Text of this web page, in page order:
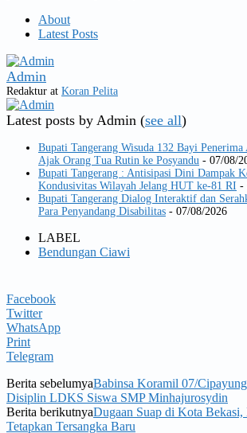
About
Latest Posts
Admin
Redaktur at Koran Pelita
Latest posts by Admin (see all)
Bupati Tangerang Wisuda 132 Bayi
Ajak Orang Tua Rutin ke Posyandu - 07/08/
Bupati Tangerang : Antisipasi Dini Dampak
Kondusivitas Wilayah Jelang HUT ke-81 RI -
Bupati Tangerang Dialog Interaktif dan
Para Penyandang Disabilitas - 07/08/2026
LABEL
Bendungan Ciawi
Facebook
Twitter
WhatsApp
Print
Telegram
Berita sebelumyaBabinsa Koramil 07/
Disiplin LDKS Siswa SMP Minhajurosydin
Berita berikutnyaDugaan Suap di Kota
Tetapkan Tersangka Baru